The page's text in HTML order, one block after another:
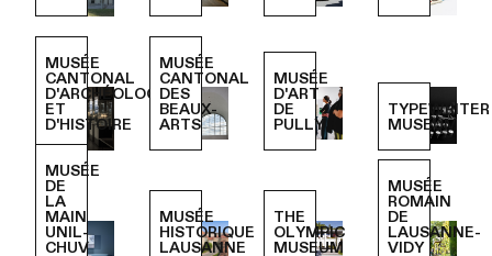
MUSÉE
CANTONAL
D'ARCHÉOLOGIE
ET
D'HISTOIRE
MUSÉE
CANTONAL
DES
BEAUX-
ARTS
MUSÉE
D'ART
DE
PULLY
TYPEWRITER
MUSEUM
MUSÉE
DE
LA
MAIN
UNIL-
CHUV
MUSÉE
HISTORIQUE
LAUSANNE
THE
OLYMPIC
MUSEUM
MUSÉE
ROMAIN
DE
LAUSANNE-
VIDY